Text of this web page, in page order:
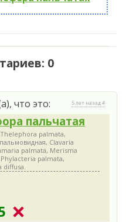
0
что это: 5 лет назад #
пальчатая
Thelephora palmata,
Clavaria
palmata, Merisma
palmata,